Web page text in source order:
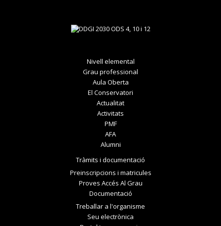
Nivell elemental
Grau professional
Aula Oberta
El Conservatori
Actualitat
Activitats
PMF
AFA
Alumni
Tràmits i documentació
Preinscripcions i matricules
Proves Accés Al Grau
Documentació
Treballar a l'organisme
Seu electrònica